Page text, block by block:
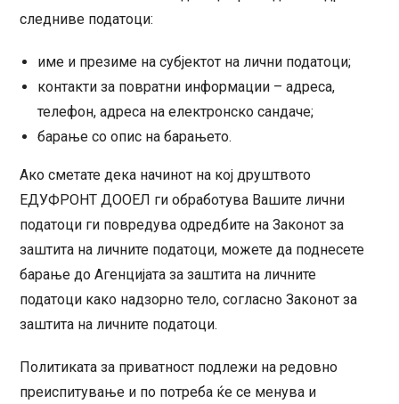
следниве податоци:
име и презиме на субјектот на лични податоци;
контакти за повратни информации – адреса,
телефон, адреса на електронско сандаче;
барање со опис на барањето.
Ако сметате дека начинот на кој друштвото
ЕДУФРОНТ ДООЕЛ ги обработува Вашите лични
податоци ги повредува одредбите на Законот за
заштита на личните податоци, можете да поднесете
барање до Агенцијата за заштита на личните
податоци како надзорно тело, согласно Законот за
заштита на личните податоци.
Политиката за приватност подлежи на редовно
преиспитување и по потреба ќе се менува и